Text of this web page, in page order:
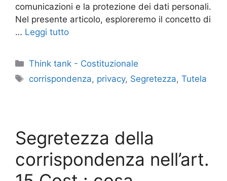
comunicazioni e la protezione dei dati personali.
Nel presente articolo, esploreremo il concetto di
… Leggi tutto
Categorie
Think tank - Costituzionale
Tag
corrispondenza, privacy, Segretezza,Tutela
Segretezza della
corrispondenza nell’art.